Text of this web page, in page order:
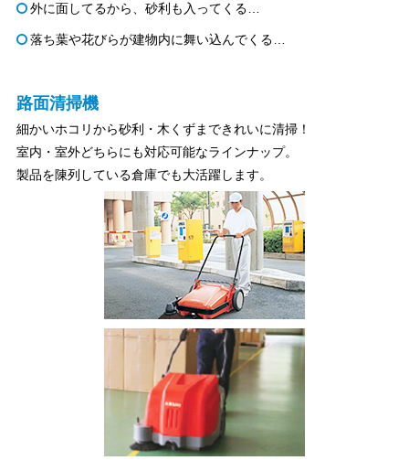
外に面してるから、砂利も入ってくる…
落ち葉や花びらが建物内に舞い込んでくる…
路面清掃機
細かいホコリから砂利・木くずまできれいに清掃！
室内・室外どちらにも対応可能なラインナップ。
製品を陳列している倉庫でも大活躍します。